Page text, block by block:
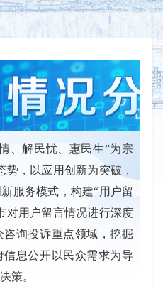
、解民忧、惠民生”为宗
势，以应用创新为突破，
服务模式，构建“用户留
对用户留言情况进行深度
询投诉重点领域，挖掘
息公开以民众需求为导
策。